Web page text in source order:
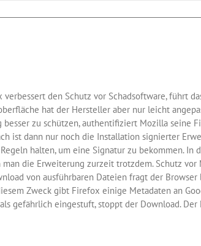
den Schutz vor Schadsoftware, führt
hat der Hersteller aber nur leicht
zu schützen, authentifiziert Mozilla seine
ist dann nur noch die Installation signierter
halten, um eine Signatur zu bekommen.
die Erweiterung zurzeit trotzdem. Schutz
von ausführbaren Dateien fragt der
Zweck gibt Firefox einige Metadaten an
gefährlich eingestuft, stoppt der Download.